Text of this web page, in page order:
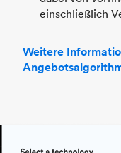
einschließlich
Weitere